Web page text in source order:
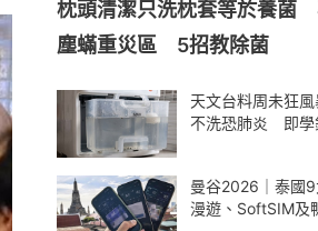
枕頭清潔只洗枕套等於養菌
塵蟎重災區 5招教除菌
天文台料周未狂
不洗恐肺炎 即學
曼谷2026｜泰國9
漫遊、SoftSIM及